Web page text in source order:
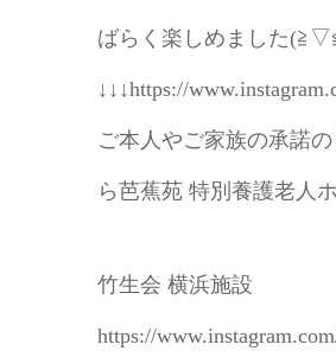
ばらく楽しめました
↓↓↓https://
ご本人やご家族の承諾
ら芭蕉苑 特別養護老人
竹生会 横浜施設
https://